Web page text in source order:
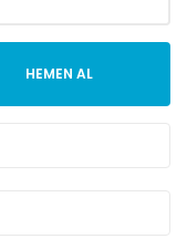
HEMEN AL